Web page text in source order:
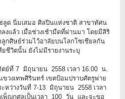
ลูด นิ่มเสมอ ศิลปินแห่งชาติ สาขาทัศน
งแล้ว เมื่อช่วงเช้ามืดที่ผ่านมา โดยมีสิริ
ลูกศิษย์ร่วมไว้อาลัยบนโลกโซเชียลกัน
ยชีวิตนั้น ยังไม่มีรายงานระบุ
ย์ที่ 7 มิถุนายน 2558 เวลา 16.00 น.
วงเทพศิรินทร์ เขตป้อมปราบศัตรูพ่าย
หว่างวันที่ 7-13 มิถุนายน 2558 เวลา
พ็ญกุศลเป็นเวลา 100 วัน และจะขอ